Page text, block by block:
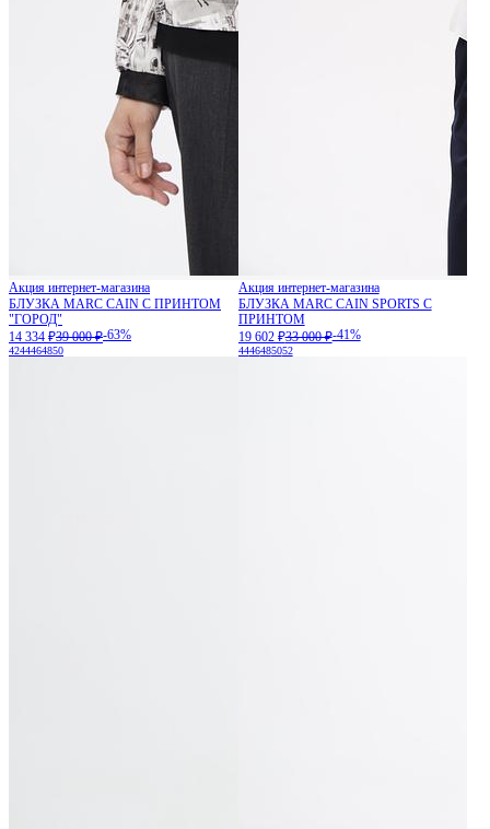
Акция интернет-магазина
БЛУЗКА MARC CAIN С ПРИНТОМ
"ГОРОД"
14 334 ₽39 000 ₽-63%
4244464850
Акция интернет-магазина
БЛУЗКА MARC CAIN SPORTS С
ПРИНТОМ
19 602 ₽33 000 ₽-41%
4446485052